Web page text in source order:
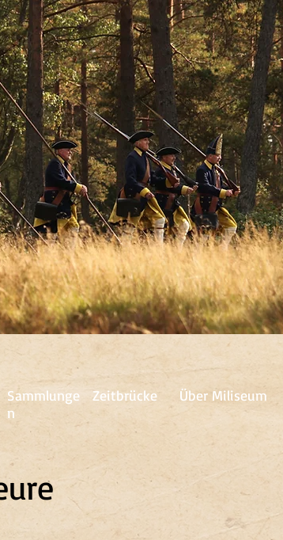
Sammlunge
n
Zeitbrücke Über Miliseum